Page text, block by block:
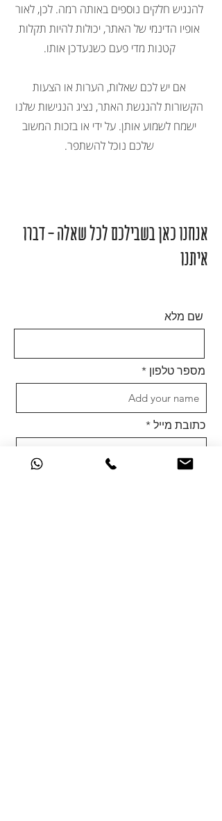
להנגיש חלקים נוספים באותה רמה. לכן, לאור
אופיו הדינמי של האתר, יכולות להיות תקלות
קטנות מדי פעם כשנעדכן אותו.
אם יש לכם שאלות, הערות או הצעות
הקשורות להנגשת האתר, נציג הנגישות שלנו
ישמח לשמוע אותן. על ידי או בזכות המשוב
שלכם נוכל להשתפר.
אנחנו כאן בשבילכם לכל שאלה - דברו
איתנו
שם מלא
מספר טלפון
כתובת מייל